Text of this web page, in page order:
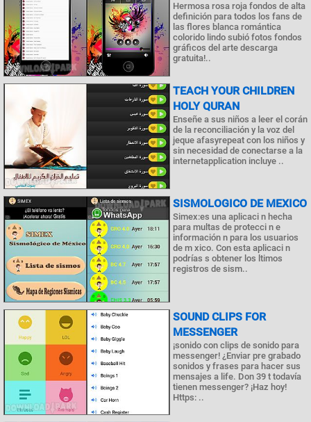
Hermosa rosa roja fondos de alta
definición para todos los fans de
las flores blanca romántica
colorido lindo subió fotos fondos
gráficos del arte descarga
gratuita!..
TEACH YOUR CHILDREN
HOLY QURAN
Enseñe a sus niños a leer el corán
de la reconciliación y la voz del
jeque afasyrepeat con los niños y
sin necesidad de conectarse a la
internetapplication incluye ..
SISMOLOGICO DE MEXICO
Simex:es una aplicaci n hecha
para multas de protecci n e
información n para los usuarios
de m xico. Con esta aplicaci n
podrías s obtener los ltimos
registros de sism..
SOUND CLIPS FOR
MESSENGER
¡sonido con clips de sonido para
messenger! ¿Enviar pre grabado
sonidos y frases para hacer sus
mensajes a life. Don 39 t todavía
tienen messenger? ¡Haz hoy!
Https: ..